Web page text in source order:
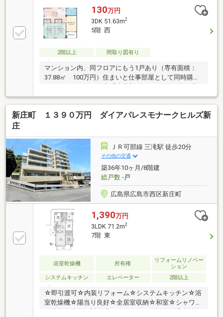
です◆太田川大芝・牛田ランニング、ウォーキングコ
ースの利用で健康的！◆史跡「見立山」ハイキングコ
ース、神田山荘など家族で楽しめるロケーションです
◆通勤通学全方位に適した立地◆内科、歯科が300ｍ
です。家族で楽しめる施設が多く、不動院では歴史と
美しい景観を楽しめ、マエダハウジング東区スポーツ
センターではプールや室内競技を通じて健康的な時間
130万円
3DK 51.63m2
5階 西
2階以上 間取り図有り
マンション内、同フロアにもう1戸あり（専有面積：
37.88㎡ 100万円）住まいと仕事部屋として同時購入
島交通、広島電鉄、JRバスが停車し、便数が多く便利
です◆太田川大芝・牛田ランニング、ウォーキングコ
ースの利用で健康的！◆史跡「見立山」ハイキングコ
圏内です～地域情報自然豊かで子育てに最適なエリア
です。家族で楽しめる施設が多く、不動院では歴史と
美しい景観を楽しめ、マエダハウジング東区スポーツ
センターではプールや室内競技を通じて健康的な時間
が過ごせ
新庄町 １３９０万円 ダイアパレスモナークヒルズ新
庄
ＪＲ可部線 三滝駅 徒歩20分
その他の交通
築36年10ヶ月/8階建
総戸数-戸
広島県広島市西区新庄町
1,390万円
3LDK 71.2m2
7階 東
浴室乾燥機 所有権
リフォームリノベー
ション
システムキッチン
エレベーター 2階以上
☆即引渡可☆内装リフォーム☆システムキッチン☆浴
室乾燥機☆陽当り良好☆全居室収納☆和室☆シャワー